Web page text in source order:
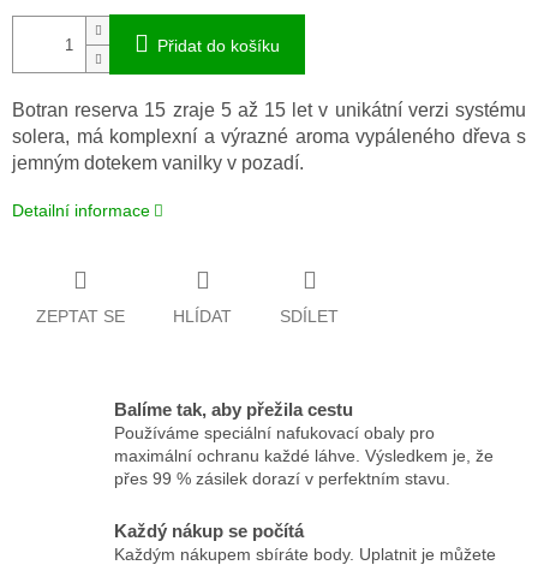
Přidat do košíku
Botran reserva 15 zraje 5 až 15 let v unikátní verzi systému
solera, má komplexní a výrazné aroma vypáleného dřeva s
jemným dotekem vanilky v pozadí.
Detailní informace
ZEPTAT SE HLÍDAT SDÍLET
Balíme tak, aby přežila cestu
Používáme speciální nafukovací obaly pro
maximální ochranu každé láhve. Výsledkem je, že
přes 99 % zásilek dorazí v perfektním stavu.
Každý nákup se počítá
Každým nákupem sbíráte body. Uplatnit je můžete